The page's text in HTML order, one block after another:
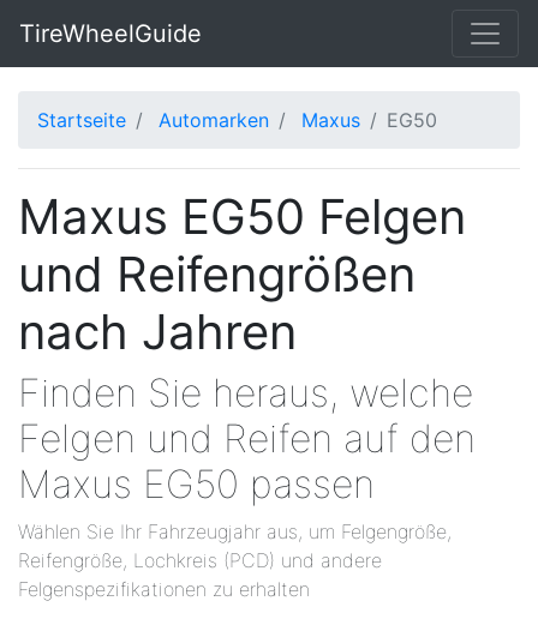
TireWheelGuide
Startseite Automarken Maxus EG50
Maxus EG50 Felgen
und Reifengrößen
nach Jahren
Finden Sie heraus, welche
Felgen und Reifen auf den
Maxus EG50 passen
Wählen Sie Ihr Fahrzeugjahr aus, um Felgengröße,
Reifengröße, Lochkreis (PCD) und andere
Felgenspezifikationen zu erhalten